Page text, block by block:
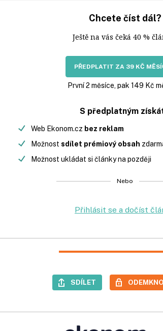
Chcete číst dál?
Ještě na vás čeká 40 %
PŘEDPLATIT ZA 39 KČ
První 2 měsíce, pak 149 Kč
S předplatným
Web Ekonom.cz bez reklam
Možnost sdílet prémiový obsah
Možnost ukládat si články na později
Nebo
Přihlásit se a dočíst
SDÍLET